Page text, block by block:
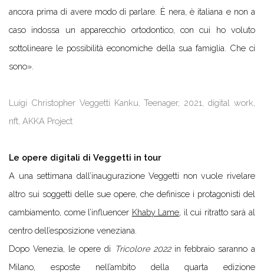
ancora prima di avere modo di parlare. È nera, è italiana e non a
caso indossa un apparecchio ortodontico, con cui ho voluto
sottolineare le possibilità economiche della sua famiglia. Che ci
sono».
Luigi Christopher Veggetti Kanku, Teenager, 2021, digital work,
nft, AKKA Project
Le opere digitali di Veggetti in tour
A una settimana dall’inaugurazione Veggetti non vuole rivelare
altro sui soggetti delle sue opere, che definisce i protagonisti del
cambiamento, come l’influencer Khaby Lame, il cui ritratto sarà al
centro dell’esposizione veneziana.
Dopo Venezia, le opere di Tricolore 2022in febbraio saranno a
Milano, esposte nell’ambito della quarta edizione